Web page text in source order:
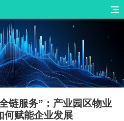
链服务”：产业园区物业
何赋能企业发展